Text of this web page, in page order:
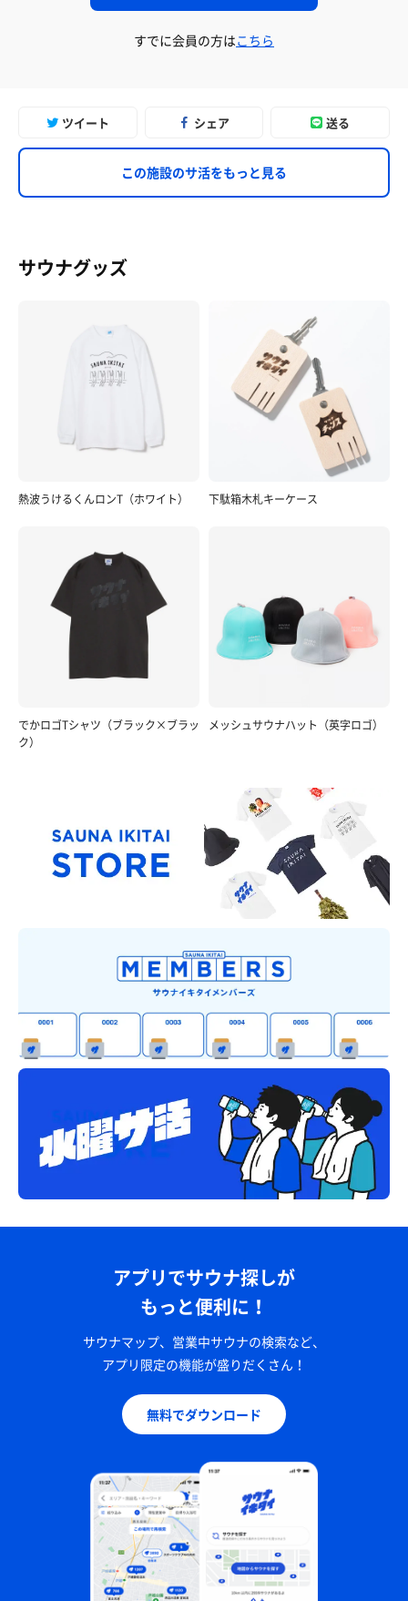
すでに会員の方はこちら
ツイート シェア 送る
この施設のサ活をもっと見る
サウナグッズ
熱波うけるくんロンT（ホワイト） 下駄箱木札キーケース
でかロゴTシャツ（ブラック×ブラッ
ク）
メッシュサウナハット（英字ロゴ）
アプリでサウナ探しが
もっと便利に！
サウナマップ、営業中サウナの検索など、
アプリ限定の機能が盛りだくさん！
無料でダウンロード